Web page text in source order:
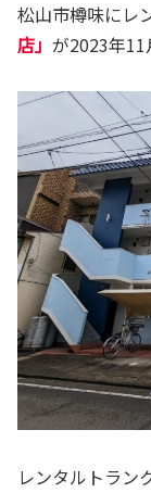
松山市樽味にレ
店」 が2023年11
レンタルトラン